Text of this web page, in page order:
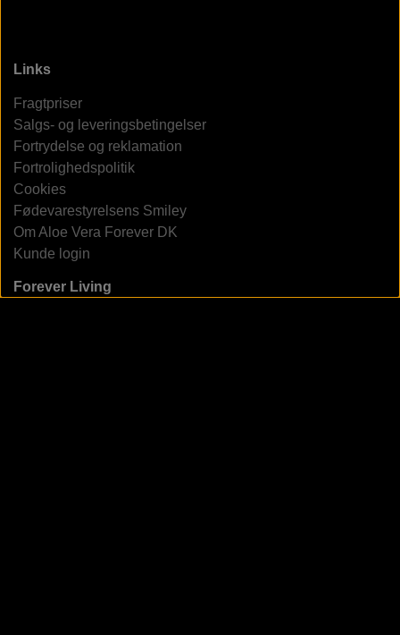
Links
Fragtpriser
Salgs- og leveringsbetingelser
Fortrydelse og reklamation
Fortrolighedspolitik
Cookies
Fødevarestyrelsens Smiley
Om Aloe Vera Forever DK
Kunde login
Forever Living